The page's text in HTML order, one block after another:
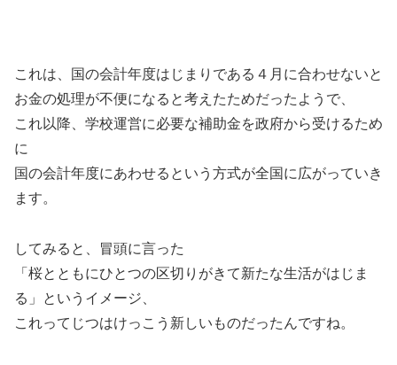
これは、国の会計年度はじまりである４月に合わせないと
お金の処理が不便になると考えたためだったようで、
これ以降、学校運営に必要な補助金を政府から受けるため
に
国の会計年度にあわせるという方式が全国に広がっていき
ます。
してみると、冒頭に言った
「桜とともにひとつの区切りがきて新たな生活がはじま
る」というイメージ、
これってじつはけっこう新しいものだったんですね。